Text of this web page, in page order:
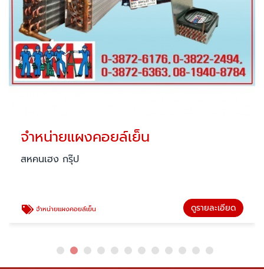
จำหน่ายแผงคอยล์เย็น
สหคนเฮง กรุ๊ป
จำหน่ายแผงคอยล์เย็น ดูรายละเอียด